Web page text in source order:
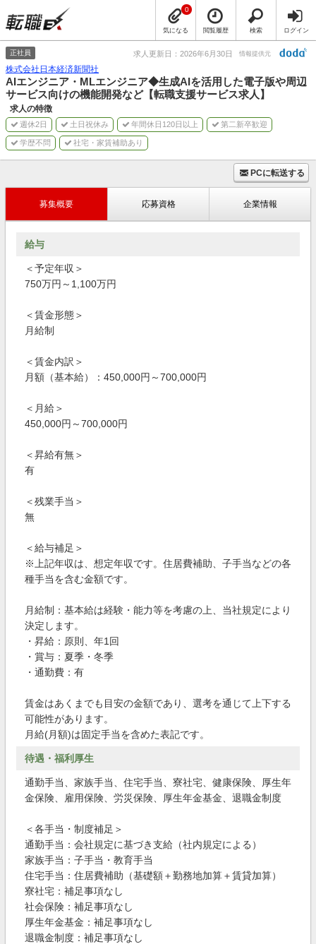
気になる
0
閲覧履歴 検索 ログイン
正社員 求人更新日：2026年6月30日 情報提供元
株式会社日本経済新聞社
AIエンジニア・MLエンジニア◆生成AIを活用した電子版や周辺
サービス向けの機能開発など【転職支援サービス求人】
求人の特徴
週休2日 土日祝休み 年間休日120日以上 第二新卒歓迎
学歴不問 社宅・家賃補助あり
PCに転送する
募集概要 応募資格 企業情報
給与
＜予定年収＞
750万円～1,100万円
＜賃金形態＞
月給制
＜賃金内訳＞
月額（基本給）：450,000円～700,000円
＜月給＞
450,000円～700,000円
＜昇給有無＞
有
＜残業手当＞
無
＜給与補足＞
※上記年収は、想定年収です。住居費補助、子手当などの各
種手当を含む金額です。
月給制：基本給は経験・能力等を考慮の上、当社規定により
決定します。
・昇給：原則、年1回
・賞与：夏季・冬季
・通勤費：有
賃金はあくまでも目安の金額であり、選考を通じて上下する
可能性があります。
月給(月額)は固定手当を含めた表記です。
待遇・福利厚生
通勤手当、家族手当、住宅手当、寮社宅、健康保険、厚生年
金保険、雇用保険、労災保険、厚生年金基金、退職金制度
＜各手当・制度補足＞
通勤手当：会社規定に基づき支給（社内規定による）
家族手当：子手当・教育手当
住宅手当：住居費補助（基礎額＋勤務地加算＋賃貸加算）
寮社宅：補足事項なし
社会保険：補足事項なし
厚生年金基金：補足事項なし
退職金制度：補足事項なし